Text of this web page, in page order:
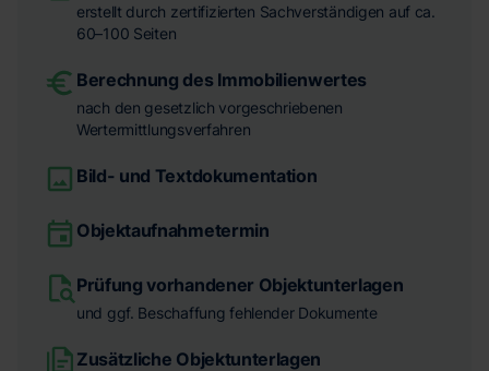
erstellt durch zertifizierten Sachverständigen auf ca.
60–100 Seiten
Berechnung des Immobilienwertes
nach den gesetzlich vorgeschriebenen
Wertermittlungsverfahren
Bild- und Textdokumentation
Objektaufnahmetermin
Prüfung vorhandener Objektunterlagen
und ggf. Beschaffung fehlender Dokumente
Zusätzliche Objektunterlagen